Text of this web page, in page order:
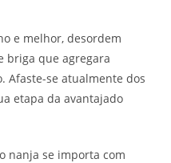
e melhor, desordem
briga que agregara
Afaste-se atualmente dos
etapa da avantajado
nanja se importa com